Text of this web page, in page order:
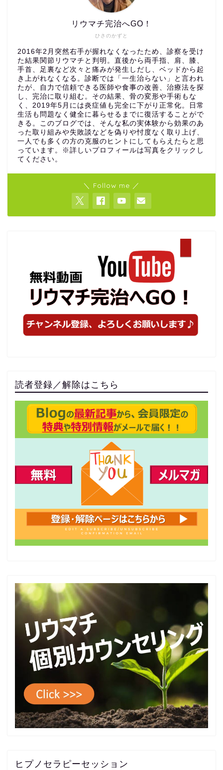
ひさのかずと
リウマチ完治へGO！
2016年2月突然右手が握れなくなったため、診察を受け
た結果関節リウマチと判明。直後から両手指、肩、膝、
手首、足裏など次々と痛みが発生しだし、ベッドから起
き上がれなくなる。診断では「一生治らない」と言われ
たが、自力で信頼できる医師や食事の改善、治療法を探
し、完治に取り組む。その結果、骨の変形や手術もな
く、2019年5月には炎症値も完全に下がり正常化。日常
生活も問題なく健全に暮らせるまでに復活することがで
きる。このブログでは、そんな私の実体験から効果のあ
った取り組みや失敗談などを偽りや忖度なく取り上げ、
一人でも多くの方の克服のヒントにしてもらえたらと思
っています。※詳しいプロフィールは写真をクリックし
てください。
＼ Follow me ／
読者登録／解除はこちら
ヒプノセラピーセッション